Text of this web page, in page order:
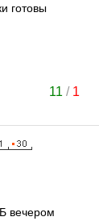
готовы
11 / 1
вечером